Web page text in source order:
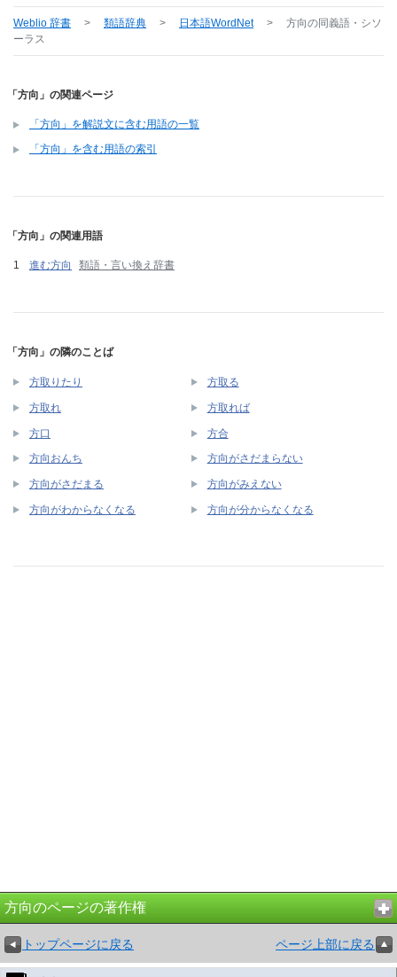
Weblio 辞書 > 類語辞典 > 日本語WordNet > 方向の同義語・シソ
ーラス
「方向」の関連ページ
「方向」を解説文に含む用語の一覧
「方向」を含む用語の索引
「方向」の関連用語
進む方向 類語・言い換え辞書
「方向」の隣のことば
方取りたり 方取る
方取れ 方取れば
方口 方合
方向おんち 方向がさだまらない
方向がさだまる 方向がみえない
方向がわからなくなる 方向が分からなくなる
方向のページの著作権
トップページに戻る ページ上部に戻る